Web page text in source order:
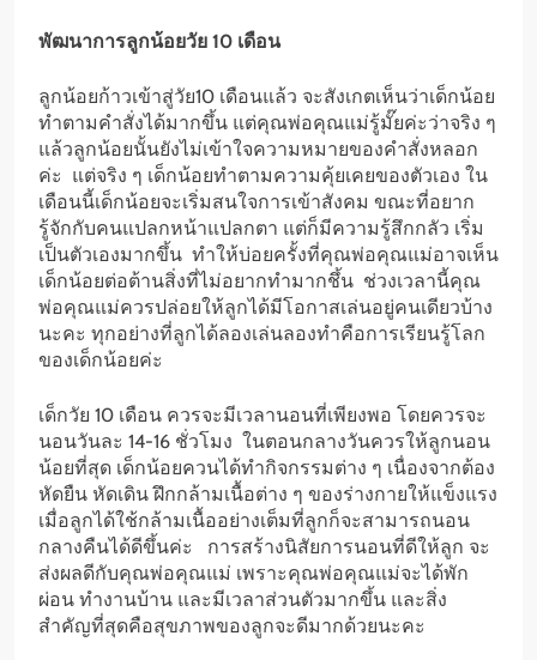
พัฒนาการลูกน้อยวัย 10 เดือน
ลูกน้อยก้าวเข้าสู่วัย10 เดือนแล้ว จะสังเกตเห็นว่าเด็กน้อย
ทำตามคำสั่งได้มากขึ้น แต่คุณพ่อคุณแม่รู้มั๊ยค่ะว่าจริง ๆ
แล้วลูกน้อยนั้นยังไม่เข้าใจความหมายของคำสั่งหลอก
ค่ะ แต่จริง ๆ เด็กน้อยทำตามความคุ้ยเคยของตัวเอง ใน
เดือนนี้เด็กน้อยจะเริ่มสนใจการเข้าสังคม ขณะที่อยาก
รู้จักกับคนแปลกหน้าแปลกตา แต่ก็มีความรู้สึกกลัว เริ่ม
เป็นตัวเองมากขึ้น ทำให้บ่อยครั้งที่คุณพ่อคุณแม่อาจเห็น
เด็กน้อยต่อต้านสิ่งที่ไม่อยากทำมากชึ้น ช่วงเวลานี้คุณ
พ่อคุณแม่ควรปล่อยให้ลูกได้มีโอกาสเล่นอยู่คนเดียวบ้าง
นะคะ ทุกอย่างที่ลูกได้ลองเล่นลองทำคือการเรียนรู้โลก
ของเด็กน้อยค่ะ
เด็กวัย 10 เดือน ควรจะมีเวลานอนที่เพียงพอ โดยควรจะ
นอนวันละ 14-16 ชั่วโมง ในตอนกลางวันควรให้ลูกนอน
น้อยที่สุด เด็กน้อยควนได้ทำกิจกรรมต่าง ๆ เนื่องจากต้อง
หัดยืน หัดเดิน ฝึกกล้ามเนื้อต่าง ๆ ของร่างกายให้แข็งแรง
เมื่อลูกได้ใช้กล้ามเนื้ออย่างเต็มที่ลูกก็จะสามารถนอน
กลางคืนได้ดีขึ้นค่ะ การสร้างนิสัยการนอนที่ดีให้ลูก จะ
ส่งผลดีกับคุณพ่อคุณแม่ เพราะคุณพ่อคุณแม่จะได้พัก
ผ่อน ทำงานบ้าน และมีเวลาส่วนตัวมากขึ้น และสิ่ง
สำคัญที่สุดคือสุขภาพของลูกจะดีมากด้วยนะคะ